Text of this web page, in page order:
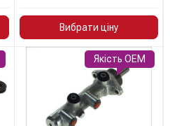
Вибрати ціну
Якість OEM